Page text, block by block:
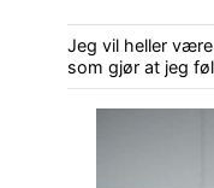
Jeg vil heller
som gjør at jeg